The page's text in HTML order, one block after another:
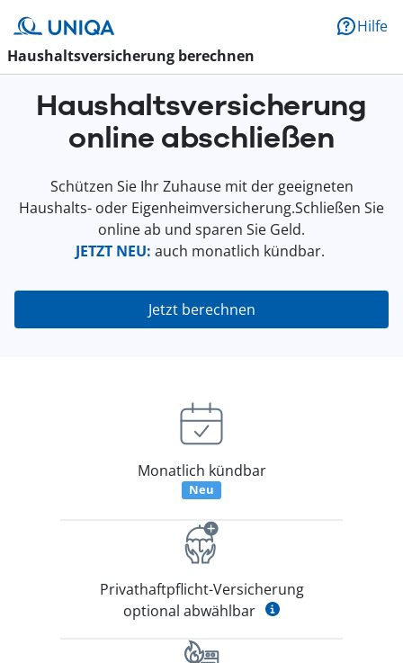
Haushaltsversicherung berechnen
Hilfe
Haushaltsversicherung
online abschließen
Schützen Sie Ihr Zuhause mit der geeigneten
Haushalts- oder Eigenheimversicherung.Schließen Sie
online ab und sparen Sie Geld.
JETZT NEU: auch monatlich kündbar.
Jetzt berechnen
Monatlich kündbar
Neu
Privathaftpflicht-Versicherung
optional abwählbar